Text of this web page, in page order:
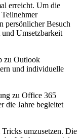
erreicht. Um die
persönlicher Besuch
Umsetzbarkeit
zu Outlook
und individuelle
zu Office 365
die Jahre begleitet
umzusetzen. Die